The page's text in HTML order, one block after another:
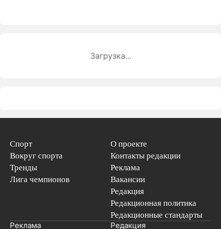
Загрузка...
Спорт
Вокруг спорта
Тренды
Лига чемпионов
О проекте
Контакты редакции
Реклама
Вакансии
Редакция
Редакционная политика
Редакционные стандарты
Реклама Редакция